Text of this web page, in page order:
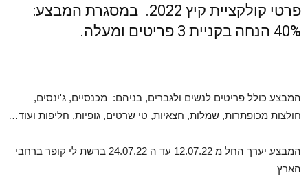
פרטי קולקציית קיץ 2022. במסגרת המבצע:
40% הנחה בקניית 3 פריטים ומעלה.
המבצע כולל פריטים לנשים ולגברים, בניהם: מכנסיים, ג'ינסים,
חולצות מכופתרות, שמלות, חצאיות, טי שרטים, גופיות, חליפות ועוד…
המבצע יערך החל מ 12.07.22 עד ה 24.07.22 ברשת לי קופר ברחבי
הארץ